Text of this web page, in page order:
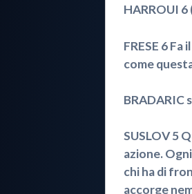
HARROUI
FRESE 6
come
BRADARIC
SUSLOV 5
azione.
chi ha di
accorge